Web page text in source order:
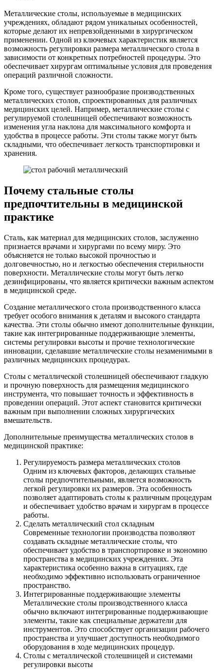
Металлические столы, используемые в медицинских
учреждениях, обладают рядом уникальных особенностей,
которые делают их непревзойденными в хирургическом
применении. Одной из ключевых характеристик является
возможность регулировки размера металлического стола в
зависимости от конкретных потребностей процедуры. Это
обеспечивает хирургам оптимальные условия для проведения
операций различной сложности.
Кроме того, существует разнообразие производственных
металлических столов, спроектированных для различных
медицинских целей. Например, металлические столы с
регулируемой столешницей обеспечивают возможность
изменения угла наклона для максимального комфорта и
удобства в процессе работы. Эти столы также могут быть
складными, что обеспечивает легкость транспортировки и
хранения.
Почему стальные столы
предпочтительны в медицинской
практике
Сталь, как материал для медицинских столов, заслуженно
признается врачами и хирургами по всему миру. Это
объясняется не только высокой прочностью и
долговечностью, но и легкостью обеспечения стерильности
поверхности. Металлические столы могут быть легко
дезинфицированы, что является критически важным аспектом
в медицинской среде.
Создание металлического стола производственного класса
требует особого внимания к деталям и высокого стандарта
качества. Эти столы обычно имеют дополнительные функции,
такие как интегрированные поддерживающие элементы,
системы регулировки высоты и прочие технологические
инновации, сделавшие металлические столы незаменимыми в
различных медицинских процедурах.
Столы с металлической столешницей обеспечивают гладкую
и прочную поверхность для размещения медицинского
инструмента, что повышает точность и эффективность в
проведении операций. Этот аспект становится критически
важным при выполнении сложных хирургических
вмешательств.
Дополнительные преимущества металлических столов в
медицинской практике:
Регулируемость размера металлических столов
Одним из ключевых факторов, делающих стальные
столы предпочтительными, является возможность
легкой регулировки их размеров. Эта особенность
позволяет адаптировать столы к различным процедурам
и обеспечивает удобство врачам и хирургам в процессе
работы.
Сделать металлический стол складным
Современные технологии производства позволяют
создавать складные металлические столы, что
обеспечивает удобство в транспортировке и экономию
пространства в медицинских учреждениях. Эта
характеристика особенно важна в ситуациях, где
необходимо эффективно использовать ограниченное
пространство.
Интегрированные поддерживающие элементы
Металлические столы производственного класса
обычно включают интегрированные поддерживающие
элементы, такие как специальные держатели для
инструментов. Это способствует организации рабочего
пространства и улучшает доступность необходимого
оборудования в ходе медицинских процедур.
Столы с металлической столешницей и системами
регулировки высоты